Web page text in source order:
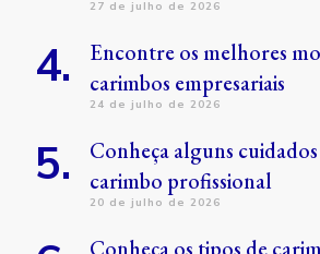
27 de julho de 2026
Encontre os melhores
carimbos empresariais
24 de julho de 2026
Conheça alguns
carimbo profissional
20 de julho de 2026
Conheça os tipos de